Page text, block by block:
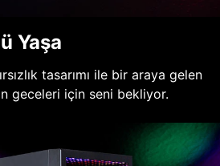
Yaşa
tasarımı ile bir araya gelen
geceleri için seni bekliyor.